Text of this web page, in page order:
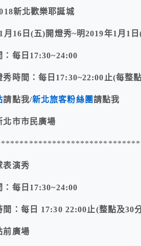
新北歡樂耶誕城
月16日(五)開燈秀~明2019年1月1
：每日17:30~24:00
秀時間：每日17:30~22:00止(每整
請點我/新北旅客粉絲團請點我
北市市民廣場
表演秀
：每日17:30~24:00
間：每日 17:30 22:00止(整點及30
前廣場